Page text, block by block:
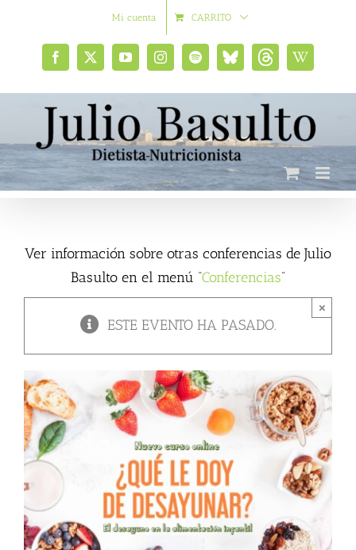
Mi cuenta CARRITO
Facebook
X YouTubeInstagramSpotifyBluesky
social
ThreadsWikipedia
Ver información sobre otras conferencias de Julio
Basulto en el menú “Conferencias”
ESTE EVENTO HA PASADO.
×